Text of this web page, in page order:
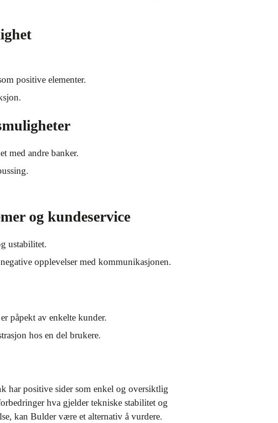
positive elementer.
med andre banker.
og kundeservice
ustabilitet.
opplevelser med kommunikasjonen.
påpekt av enkelte kunder.
hos en del brukere.
har positive sider som enkel og oversiktlig
hva gjelder tekniske stabilitet og
kan Bulder være et alternativ å vurdere.